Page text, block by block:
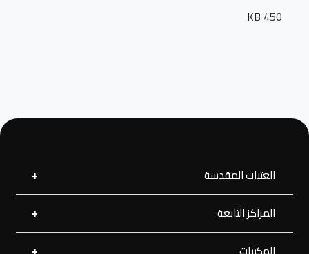
450 KB
العتبات المقدسة
العتبة العلوية المقدسة
العتبة الحسينية المقدسة
المراكز التابعة